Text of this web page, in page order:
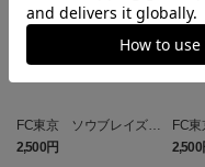
FC東京 ソウブレイズ
タオルマフラー
2,500円
FC
オル
2,500